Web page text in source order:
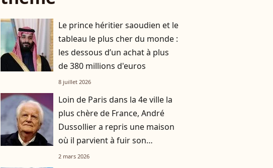
Le prince héritier saoudien et le
tableau le plus cher du monde :
les dessous d’un achat à plus
de 380 millions d'euros
8 juillet 2026
Loin de Paris dans la 4e ville la
plus chère de France, André
Dussollier a repris une maison
où il parvient à fuir son
quotidien
2 mars 2026